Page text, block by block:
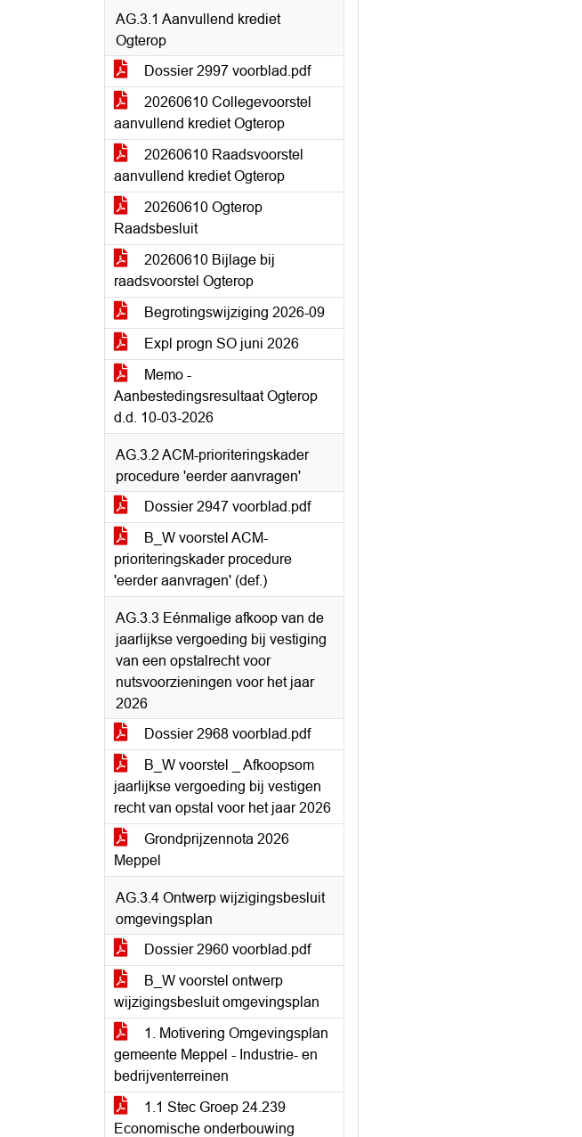
AG.3.1 Aanvullend krediet
Ogterop
Dossier 2997 voorblad.pdf
20260610 Collegevoorstel
aanvullend krediet Ogterop
20260610 Raadsvoorstel
aanvullend krediet Ogterop
20260610 Ogterop
Raadsbesluit
20260610 Bijlage bij
raadsvoorstel Ogterop
Begrotingswijziging 2026-09
Expl progn SO juni 2026
Memo -
Aanbestedingsresultaat Ogterop
d.d. 10-03-2026
AG.3.2 ACM-prioriteringskader
procedure 'eerder aanvragen'
Dossier 2947 voorblad.pdf
B_W voorstel ACM-
prioriteringskader procedure
'eerder aanvragen' (def.)
AG.3.3 Eénmalige afkoop van de
jaarlijkse vergoeding bij vestiging
van een opstalrecht voor
nutsvoorzieningen voor het jaar
2026
Dossier 2968 voorblad.pdf
B_W voorstel _ Afkoopsom
jaarlijkse vergoeding bij vestigen
recht van opstal voor het jaar 2026
Grondprijzennota 2026
Meppel
AG.3.4 Ontwerp wijzigingsbesluit
omgevingsplan
Dossier 2960 voorblad.pdf
B_W voorstel ontwerp
wijzigingsbesluit omgevingsplan
1. Motivering Omgevingsplan
gemeente Meppel - Industrie- en
bedrijventerreinen
1.1 Stec Groep 24.239
Economische onderbouwing